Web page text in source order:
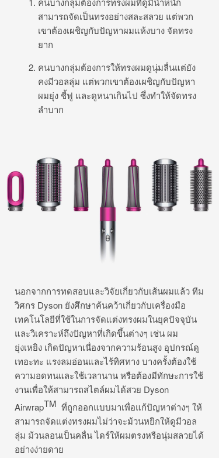
สามารถจัดเป็นทรงอย่างสละสลวย แต่พวก
เขาต้องเผชิญกับปัญหาผมแห้งบาง จัดทรง
ยาก
คนบางกลุ่มต้องการให้ทรงผมดูนุ่มลื่นแต่ยัง
คงมีวอลลุ่ม แต่พวกเขาต้องเผชิญกับปัญหา
ผมยุ่ง ชี้ฟู และดูหนาเกินไป ซึ่งทำให้จัดทรง
ลำบาก
นอกจากการทดสอบและวิจัยเกี่ยวกับเส้นผมแล้ว ทีม
วิศกร Dyson ยังศึกษาค้นคว้าเกี่ยวกับเครื่องมือ
เทคโนโลยีที่ใช้ในการจัดแต่งทรงผมในยุคปัจจุบัน
และวิเคราะห์ถึงปัญหาที่เกิดขึ้นต่างๆ เช่น ผม
ยุ่งเหยิง เกิดปัญหาเนื่องจากความร้อนสูง อุปกรณ์ดู
เทอะทะ แรงลมอ่อนและไร้ทิศทาง บางครั้งต้องใช้
ความอดทนและใช้เวลานาน หรือต้องมีทักษะการใช้
งานเพื่อให้สามารถสไตล์ผมได้สวย Dyson
AirwrapTM ที่ถูกออกแบบมาเพื่อแก้ปัญหาต่างๆ ให้
สามารถจัดแต่งทรงผมไม่ว่าจะม้วนหยิกให้ดูมีวอล
ลุ่ม ม้วนลอนเป็นคลื่น ไดร์ให้ผมตรงหรือนุ่มสลวยได้
อย่างง่ายดาย